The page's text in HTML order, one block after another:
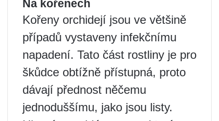
Na kořenech
Kořeny orchidejí jsou ve většině
případů vystaveny infekčnímu
napadení. Tato část rostliny je pro
škůdce obtížně přístupná, proto
dávají přednost něčemu
jednoduššímu, jako jsou listy.